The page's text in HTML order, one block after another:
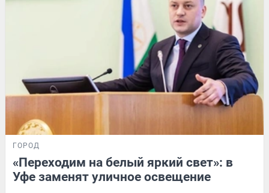
ГОРОД
«Переходим на белый яркий свет»: в
Уфе заменят уличное освещение